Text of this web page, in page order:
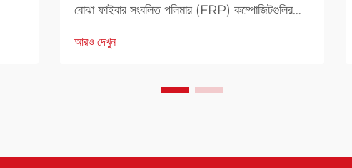
বোঝা ফাইবার সংবলিত পলিমার (FRP) কম্পোজিটগুলির
ক্ষেত্রেও একটি গুরুত্বপূর্ণ ভূমিকা পালন করে। FRP
আরও দেখুন